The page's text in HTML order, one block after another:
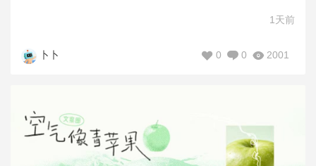
1天前
卜卜 2001
0
0